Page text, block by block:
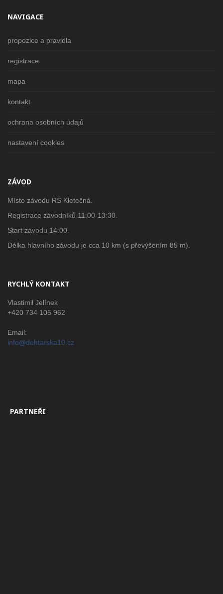
NAVIGACE
propozice a pravidla
registrace
mapa
kontakt
ochrana osobních údajů
nastavení cookies
ZÁVOD
Místo závodu RS Kletečná.
Registrace závodníků 11:00-13:30.
Start závodu 14:00.
Délka hlavního závodu je cca 10 km (s převýšením 85 m).
RYCHLÝ KONTAKT
Vlastimil Jelínek
+420 734 105 962
Email:
info@dehtarska10.cz
PARTNEŘI